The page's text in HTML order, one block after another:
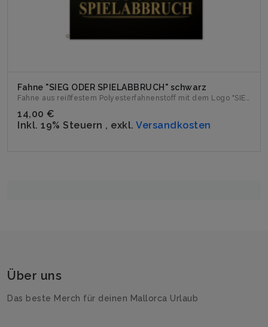
Fahne "SIEG ODER SPIELABBRUCH" schwarz
Fahne aus reißfestem Polyesterfahnenstoff mit dem Logo "SIE...
14,00 €
Inkl. 19% Steuern , exkl. Versandkosten
Über uns
Das beste Merch für deinen Mallorca Urlaub